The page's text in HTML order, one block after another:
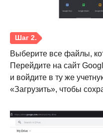
Выберите все файлы,
Перейдите на сайт
и войдите в ту же
«Загрузить», чтобы